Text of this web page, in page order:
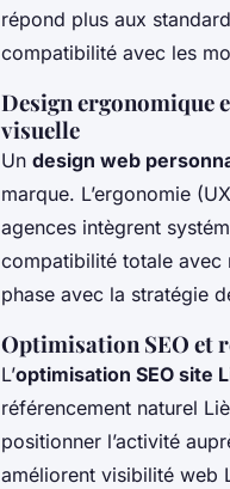
répond plus aux
compatibilité avec les
Design ergonomique
visuelle
Un design web
marque. L’ergonomie
agences intègrent
compatibilité totale avec
phase avec la stratégie
Optimisation SEO et
L’optimisation SEO site
référencement naturel
positionner l’activité
améliorent visibilité web